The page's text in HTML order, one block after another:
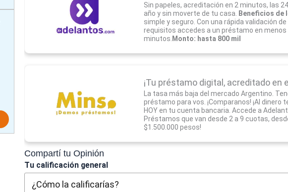
Sin papeles, acreditación en 2 minutos, las
año y sin moverte de tu casa. Beneficios de
simple y seguro. Con una rápida validación
requisitos accedes a un préstamo en menos
minutos. Monto: hasta 800 mil
¡Tu préstamo digital, acreditado en
La tasa más baja del mercado Argentino.
préstamo para vos. ¡Comparanos! ¡Al dinero
HOY en tu cuenta bancaria. Accede a
Préstamos que van desde 2 a 9 cuotas,
$1.500.000 pesos!
Compartí tu Opinión
Tu calificación general